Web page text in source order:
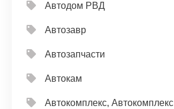
Автодом РВД
Автозавр
Автозапчасти
Автокам
Автокомплекс, Автокомплекс